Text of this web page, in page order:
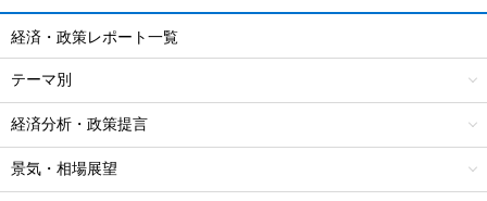
経済・政策レポート一覧
テーマ別
経済分析・政策提言
景気・相場展望